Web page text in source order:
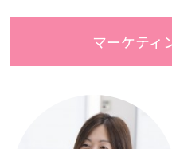
マーケティ